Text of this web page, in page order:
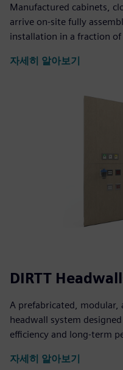
Manufactured cabinets,
arrive on-site fully
installation in a fraction
자세히 알아보기
DIRTT
A prefabricated, modular,
headwall system
efficiency and long-term
자세히 알아보기